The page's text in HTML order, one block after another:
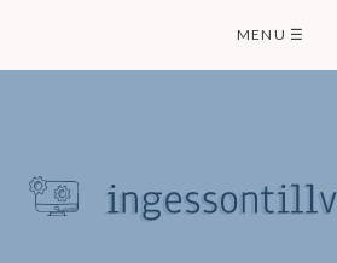
content
MENU ☰